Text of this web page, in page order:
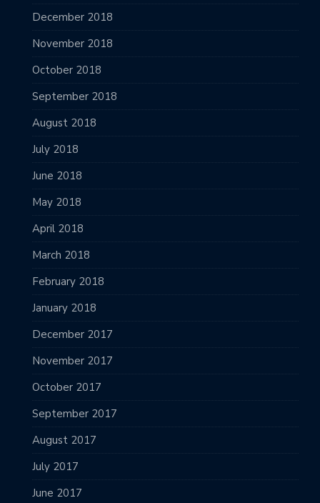
December 2018
November 2018
October 2018
September 2018
August 2018
July 2018
June 2018
May 2018
April 2018
March 2018
February 2018
January 2018
December 2017
November 2017
October 2017
September 2017
August 2017
July 2017
June 2017